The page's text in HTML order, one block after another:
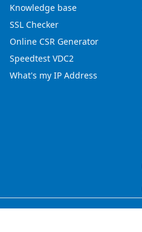
Knowledge base
SSL Checker
Online CSR Generator
Speedtest VDC2
What's my IP Address